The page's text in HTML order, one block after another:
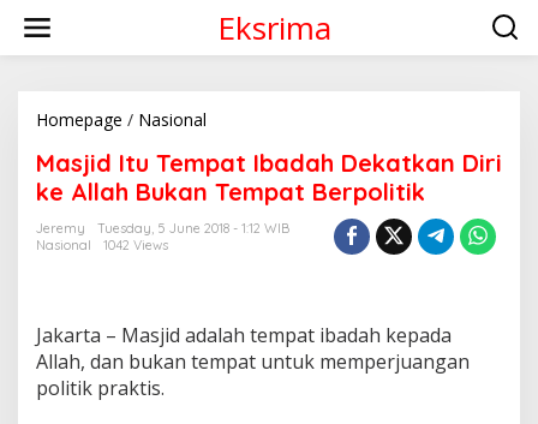
i
Eksrima
Homepage / Nasional
s
j
d
e
m
Masjid Itu Tempat Ibadah Dekatkan Diri
ke Allah Bukan Tempat Berpolitik
Jeremy
Tuesday, 5 June 2018 - 1:12 WIB
Nasional
1042 Views
Jakarta – Masjid adalah tempat ibadah kepada
Allah, dan bukan tempat untuk memperjuangan
politik praktis.